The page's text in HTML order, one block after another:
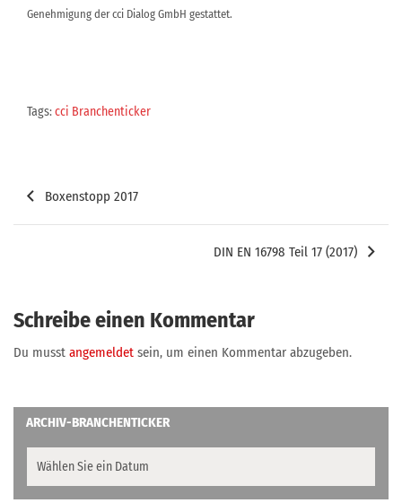
Genehmigung der cci Dialog GmbH gestattet.
Tags:cci Branchenticker
Beitragsnavigation
Boxenstopp 2017
DIN EN 16798 Teil 17 (2017)
Schreibe einen Kommentar
Du musst angemeldet sein, um einen Kommentar abzugeben.
ARCHIV-BRANCHENTICKER